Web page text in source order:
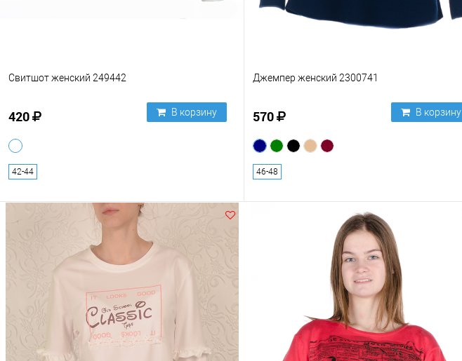
Свитшот женский 249442
420 В корзину
42-44
Джемпер женский 2300741
570 В корзину
46-48